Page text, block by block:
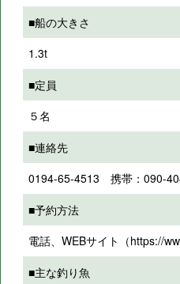
■船の大きさ
1.3t
■定員
５名
■連絡先
0194-65-4513 携帯：090-
■予約方法
電話、WEBサイト（https://
■主な釣り魚